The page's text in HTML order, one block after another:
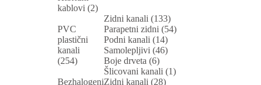
kablovi (2)
PVC
plastični
kanali
(254)
Zidni kanali (133)
Parapetni zidni (54)
Podni kanali (14)
Samolepljivi (46)
Boje drveta (6)
Šlicovani kanali (1)
BezhalogeniZidni kanali (28)